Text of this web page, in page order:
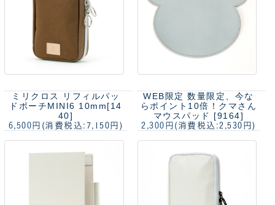
ミリクロス リフィルパッ
ドポーチMINI6 10mm[14
40]
6,500円 (消費税込:7,150円)
WEB限定 数量限定、今な
らポイント10倍！ クマさん
マウスパッド [9164]
2,300円 (消費税込:2,530円)